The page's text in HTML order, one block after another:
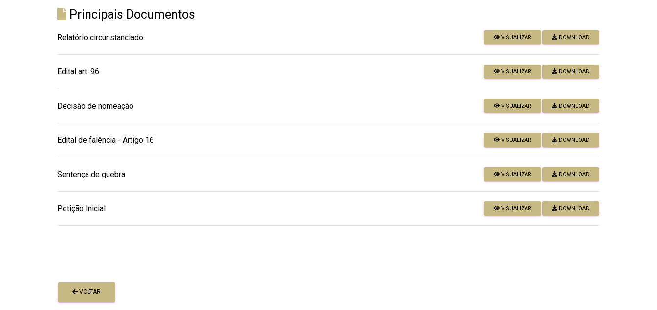
Principais Documentos
Relatório circunstanciado DOWNLOAD
VISUALIZAR
Edital art. 96 DOWNLOAD
VISUALIZAR
Decisão de nomeação DOWNLOAD
VISUALIZAR
Edital de falência - Artigo 16 DOWNLOAD
VISUALIZAR
Sentença de quebra DOWNLOAD
VISUALIZAR
Petição Inicial DOWNLOAD
VISUALIZAR
VOLTAR